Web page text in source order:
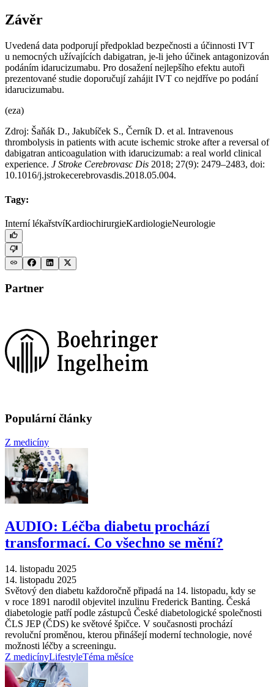
Závěr
Uvedená data podporují předpoklad bezpečnosti a účinnosti IVT
u nemocných užívajících dabigatran, je-li jeho účinek antagonizován
podáním idarucizumabu. Pro dosažení nejlepšího efektu autoři
prezentované studie doporučují zahájit IVT co nejdříve po podání
idarucizumabu.
(eza)
Zdroj: Šaňák D., Jakubíček S., Černík D. et al. Intravenous
thrombolysis in patients with acute ischemic stroke after a reversal of
dabigatran anticoagulation with idarucizumab: a real world clinical
experience. J Stroke Cerebrovasc Dis 2018; 27(9): 2479–2483, doi:
10.1016/j.jstrokecerebrovasdis.2018.05.004.
Tagy:
Interní lékařstvíKardiochirurgieKardiologieNeurologie
Partner
Populární články
Z medicíny
AUDIO: Léčba diabetu prochází
transformací. Co všechno se mění?
14. listopadu 2025
14. listopadu 2025
Světový den diabetu každoročně připadá na 14. listopadu, kdy se
v roce 1891 narodil objevitel inzulinu Frederick Banting. Česká
diabetologie patří podle zástupců České diabetologické společnosti
ČLS JEP (ČDS) ke světové špičce. V současnosti prochází
revoluční proměnou, kterou přinášejí moderní technologie, nové
možnosti léčby a screeningu.
Z medicínyLifestyleTéma měsíce